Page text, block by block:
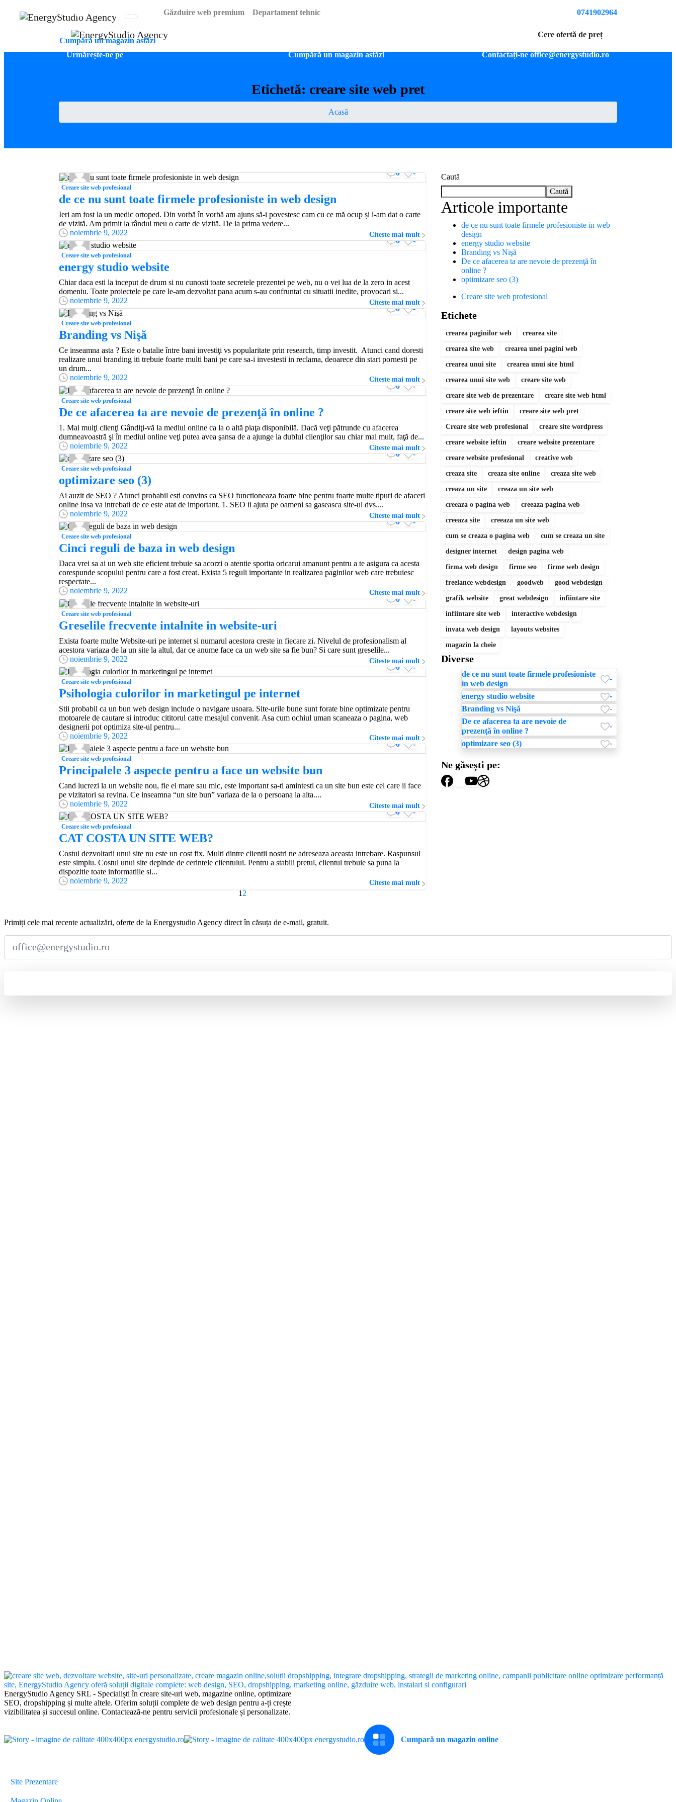
EnergyStudio Agency SRL Găzduire web premium Departament tehnic 0741902964
Cere ofertă de preț
Urmărește-ne pe Cumpără un magazin astăzi Contactați-ne office@energystudio.ro
Cumpără un magazin astăzi
Etichetă: creare site web pret
Acasă
0 -
Creare site web profesional
de ce nu sunt toate firmele profesioniste in web design
Ieri am fost la un medic ortoped. Din vorbă în vorbă am ajuns să-i povestesc cam cu ce mă ocup și i-am dat o carte
de vizită. Am primit la rândul meu o carte de vizită. De la prima vedere...
noiembrie 9, 2022
Citeste mai mult
0 -
Creare site web profesional
energy studio website
Chiar daca esti la inceput de drum si nu cunosti toate secretele prezentei pe web, nu o vei lua de la zero in acest
domeniu. Toate proiectele pe care le-am dezvoltat pana acum s-au confruntat cu situatii inedite, provocari si...
noiembrie 9, 2022
Citeste mai mult
0 -
Creare site web profesional
Branding vs Nişă
Ce inseamna asta ? Este o batalie între bani investiţi vs popularitate prin research, timp investit. Atunci cand doresti
realizare unui branding iti trebuie foarte multi bani pe care sa-i investesti in reclama, deoarece din start pornesti pe
un drum...
noiembrie 9, 2022
Citeste mai mult
0 -
Creare site web profesional
De ce afacerea ta are nevoie de prezenţă în online ?
1. Mai mulţi clienţi Gândiţi-vă la mediul online ca la o altă piaţa disponibilă. Dacă veţi pătrunde cu afacerea
dumneavoastră şi în mediul online veţi putea avea şansa de a ajunge la dublul clienţilor sau chiar mai mult, faţă de...
noiembrie 9, 2022
Citeste mai mult
0 -
Creare site web profesional
optimizare seo (3)
Ai auzit de SEO ? Atunci probabil esti convins ca SEO functioneaza foarte bine pentru foarte multe tipuri de afaceri
online insa va intrebati de ce este atat de important. 1. SEO ii ajuta pe oameni sa gaseasca site-ul dvs....
noiembrie 9, 2022
Citeste mai mult
0 -
Creare site web profesional
Cinci reguli de baza in web design
Daca vrei sa ai un web site eficient trebuie sa acorzi o atentie sporita oricarui amanunt pentru a te asigura ca acesta
corespunde scopului pentru care a fost creat. Exista 5 reguli importante in realizarea paginilor web care trebuiesc
respectate...
noiembrie 9, 2022
Citeste mai mult
0 -
Creare site web profesional
Greselile frecvente intalnite in website-uri
Exista foarte multe Website-uri pe internet si numarul acestora creste in fiecare zi. Nivelul de profesionalism al
acestora variaza de la un site la altul, dar ce anume face ca un web site sa fie bun? Si care sunt greselile...
noiembrie 9, 2022
Citeste mai mult
0 -
Creare site web profesional
Psihologia culorilor in marketingul pe internet
Stii probabil ca un bun web design include o navigare usoara. Site-urile bune sunt forate bine optimizate pentru
motoarele de cautare si introduc cititorul catre mesajul convenit. Asa cum ochiul uman scaneaza o pagina, web
designerii pot optimiza site-ul pentru...
noiembrie 9, 2022
Citeste mai mult
0 -
Creare site web profesional
Principalele 3 aspecte pentru a face un website bun
Cand lucrezi la un website nou, fie el mare sau mic, este important sa-ti amintesti ca un site bun este cel care ii face
pe vizitatori sa revina. Ce inseamna “un site bun” variaza de la o persoana la alta....
noiembrie 9, 2022
Citeste mai mult
0 -
Creare site web profesional
CAT COSTA UN SITE WEB?
Costul dezvoltarii unui site nu este un cost fix. Multi dintre clientii nostri ne adreseaza aceasta intrebare. Raspunsul
este simplu. Costul unui site depinde de cerintele clientului. Pentru a stabili pretul, clientul trebuie sa puna la
dispozitie toate informatiile si...
noiembrie 9, 2022
Citeste mai mult
1 2
Caută
Caută
Articole importante
de ce nu sunt toate firmele profesioniste in web
design
energy studio website
Branding vs Nişă
De ce afacerea ta are nevoie de prezenţă în
online ?
optimizare seo (3)
Creare site web profesional
Etichete
crearea paginilor web crearea site
crearea site web crearea unei pagini web
crearea unui site crearea unui site html
crearea unui site web creare site web
creare site web de prezentare creare site web html
creare site web ieftin creare site web pret
Creare site web profesional creare site wordpress
creare website ieftin creare website prezentare
creare website profesional creative web
creaza site creaza site online creaza site web
creaza un site creaza un site web
creeaza o pagina web creeaza pagina web
creeaza site creeaza un site web
cum se creaza o pagina web cum se creaza un site
designer internet design pagina web
firma web design firme seo firme web design
freelance webdesign goodweb good webdesign
grafik website great webdesign infiintare site
infiintare site web interactive webdesign
invata web design layouts websites
magazin la cheie
Diverse
de ce nu sunt toate firmele profesioniste
in web design
-
energy studio website
-
Branding vs Nişă
-
De ce afacerea ta are nevoie de
prezenţă în online ?
-
optimizare seo (3) -
Ne găsești pe:
Primiți cele mai recente actualizări, oferte de la Energystudio Agency direct în căsuța de e-mail, gratuit.
EnergyStudio Agency SRL - Specialiști în creare site-uri web, magazine online, optimizare
SEO, dropshipping și multe altele. Oferim soluții complete de web design pentru a-ți crește
vizibilitatea și succesul online. Contactează-ne pentru servicii profesionale și personalizate.
Cumpară un magazin online
Site Prezentare